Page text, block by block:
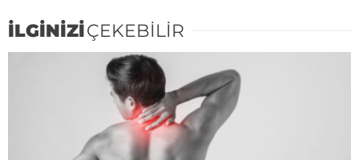
İLGİNİZİÇEKEBİLİR